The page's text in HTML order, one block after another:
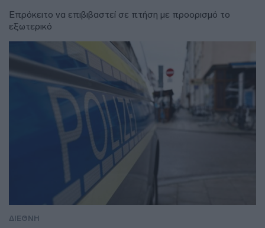
Επρόκειτο να επιβιβαστεί σε πτήση με προορισμό το
εξωτερικό
ΔΙΕΘΝΗ